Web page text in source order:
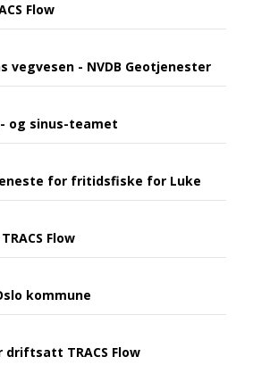
Flow
vegvesen - NVDB Geotjenester
og sinus-teamet
for fritidsfiske for Luke
Flow
kommune
driftsatt TRACS Flow